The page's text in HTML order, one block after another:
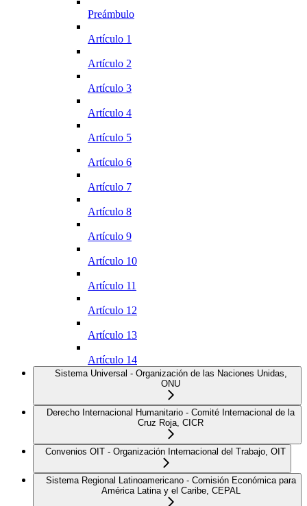
Preámbulo
Artículo 1
Artículo 2
Artículo 3
Artículo 4
Artículo 5
Artículo 6
Artículo 7
Artículo 8
Artículo 9
Artículo 10
Artículo 11
Artículo 12
Artículo 13
Artículo 14
Sistema Universal - Organización de las Naciones Unidas,
ONU
Derecho Internacional Humanitario - Comité Internacional de la
Cruz Roja, CICR
Convenios OIT - Organización Internacional del Trabajo, OIT
Sistema Regional Latinoamericano - Comisión Económica para
América Latina y el Caribe, CEPAL